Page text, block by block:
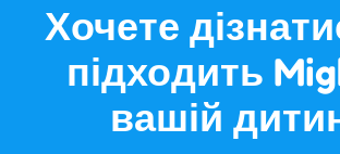
Хочете
підходить
вашій